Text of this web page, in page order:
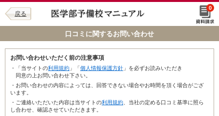
戻る
0
口コミに関するお問い合わせ
お問い合わせいただく前の注意事項
・「当サイトの利用規約 」「個人情報保護方針 」を必ずお読みいただき
同意の上お問い合わせ下さい。
・お問い合わせの内容によっては、回答できない場合やお時間を頂く場合がござ
います。
・ご連絡いただいた内容は当サイトの利用規約 、当社の定める口コミ基準に照ら
し合わせ、確認させていただきます。